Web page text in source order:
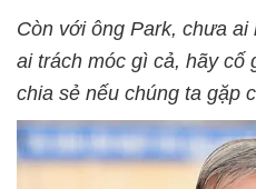
Còn với ông Park, chưa
ai trách móc gì cả, hãy cố
chia sẻ nếu chúng ta gặp